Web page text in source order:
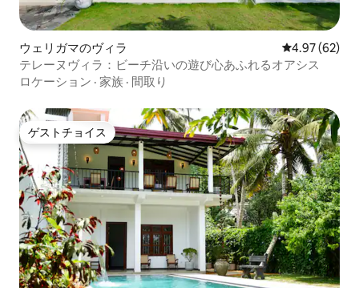
ウェリガマのヴィラ レビュー62
4.97 (62)
テレーヌヴィラ：ビーチ沿いの遊び心あふれるオアシス
ロケーション · 家族 · 間取り
ゲストチョイス
ゲストチョイス